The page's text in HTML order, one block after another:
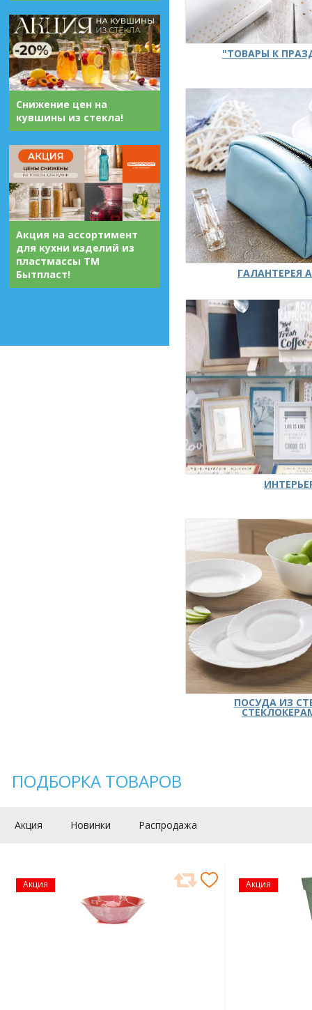
Снижение цен на
кувшины из стекла!
Акция на ассортимент
для кухни изделий из
пластмассы ТМ
Бытпласт!
"ТОВАРЫ К
ГАЛАНТЕРЕЯ
ПОСУДА ИЗ
ПОДБОРКА ТОВАРОВ
Акция Новинки Распродажа
Акция Акция